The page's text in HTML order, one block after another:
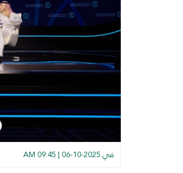
في2025-10-06 | 09:45 AM